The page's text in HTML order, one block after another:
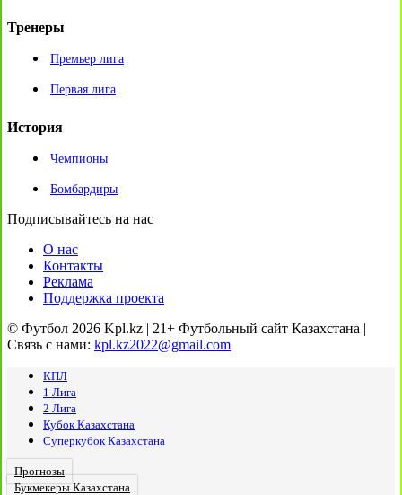
Тренеры
Премьер лига
Первая лига
История
Чемпионы
Бомбардиры
Подписывайтесь на нас
О нас
Контакты
Реклама
Поддержка проекта
© Футбол 2026 Kpl.kz | 21+ Футбольный сайт Казахстана |
Связь с нами: kpl.kz2022@gmail.com
КПЛ
1 Лига
2 Лига
Кубок Казахстана
Суперкубок Казахстана
Прогнозы
Букмекеры Казахстана